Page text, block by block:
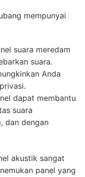
mempunyai
suara meredam
suara.
Anda
dapat membantu
suara
dan dengan
akustik sangat
panel yang